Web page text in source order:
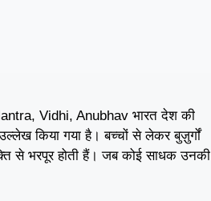
Vidhi, Anubhav भारत देश की
किया गया है। बच्चों से लेकर बुज़ुर्गों
से भरपूर होती हैं। जब कोई साधक उनकी